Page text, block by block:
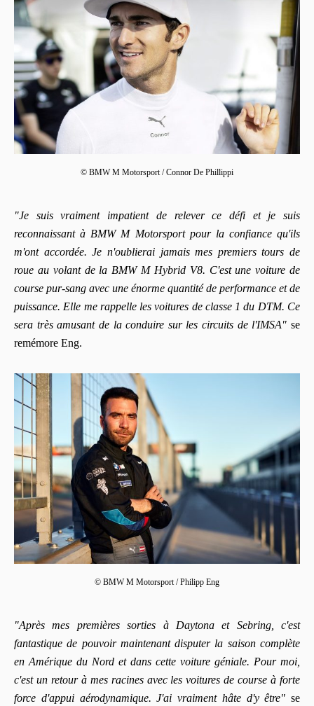
© BMW M Motorsport / Connor De Phillippi
"Je suis vraiment impatient de relever ce défi et je suis
reconnaissant à BMW M Motorsport pour la confiance qu'ils
m'ont accordée. Je n'oublierai jamais mes premiers tours de
roue au volant de la BMW M Hybrid V8. C'est une voiture de
course pur-sang avec une énorme quantité de performance et de
puissance. Elle me rappelle les voitures de classe 1 du DTM. Ce
sera très amusant de la conduire sur les circuits de l'IMSA" se
remémore Eng.
© BMW M Motorsport / Philipp Eng
"Après mes premières sorties à Daytona et Sebring, c'est
fantastique de pouvoir maintenant disputer la saison complète
en Amérique du Nord et dans cette voiture géniale. Pour moi,
c'est un retour à mes racines avec les voitures de course à forte
force d'appui aérodynamique. J'ai vraiment hâte d'y être" se